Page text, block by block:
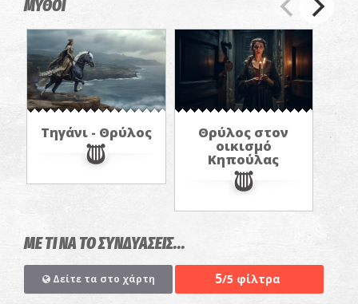
ΜΥΘΟΙ
Τηγάνι - Θρύλος Θρύλος στον
οικισμό
Κηπούλας
ΜΕ ΤΙ ΝΑ ΤΟ ΣΥΝΔΥΑΣΕΙΣ...
Δείτε τα στο χάρτη 5/5 φίλτρα